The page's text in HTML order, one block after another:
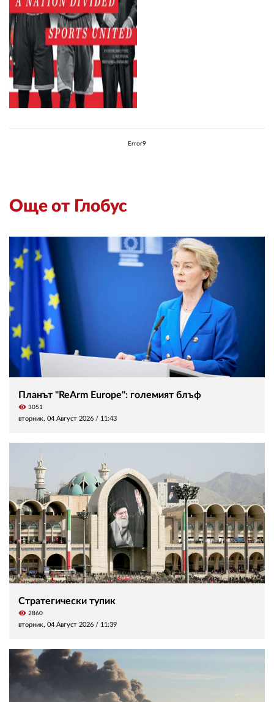
Error9
Още от Глобус
Планът "ReArm Europe": големият блъф
visibility 3051
вторник, 04 Август 2026 / 11:43
Стратегически тупик
visibility 2860
вторник, 04 Август 2026 / 11:39